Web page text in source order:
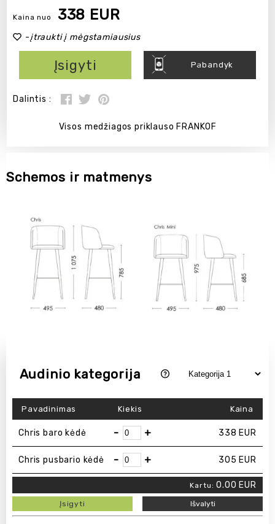
Kaina nuo 338 EUR
-įtraukti į mėgstamiausius
Įsigyti Pabandyk
Dalintis :
Visos medžiagos priklauso FRANKOF
Schemos ir matmenys
Audinio kategorija
Pavadinimas Kiekis Kaina
Chris baro kėdė - + 338EUR
Chris pusbario kėdė - + 305EUR
Kartu:0.00 EUR
Įsigyti Išvalyti